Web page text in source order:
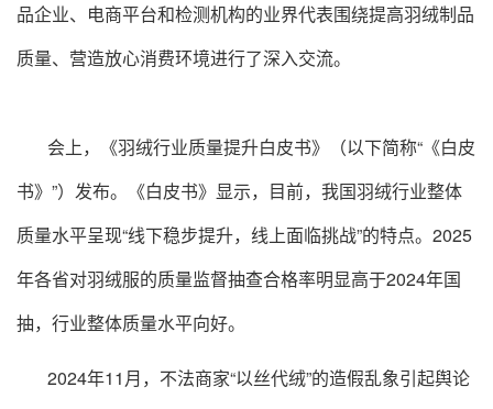
品企业、电商平台和检测机构的业界代表围绕提高羽绒制品
质量、营造放心消费环境进行了深入交流。
会上，《羽绒行业质量提升白皮书》（以下简称“《白皮
书》”）发布。《白皮书》显示，目前，我国羽绒行业整体
质量水平呈现“线下稳步提升，线上面临挑战”的特点。2025
年各省对羽绒服的质量监督抽查合格率明显高于2024年国
抽，行业整体质量水平向好。
2024年11月，不法商家“以丝代绒”的造假乱象引起舆论